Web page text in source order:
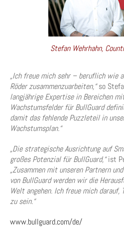
Stefan Wehrhahn,
„Ich freue mich sehr – beruflich wie
Röder zusammenzuarbeiten,“so
langjährige Expertise in Bereichen
Wachstumsfelder für BullGuard
damit das fehlende Puzzleteil in
Wachstumsplan.“
„Die strategische Ausrichtung auf
großes Potenzial für BullGuard,“ist
„Zusammen mit unseren Partnern
von BullGuard werden wir die
Welt angehen. Ich freue mich
zu sein.“
www.bullguard.com/de/